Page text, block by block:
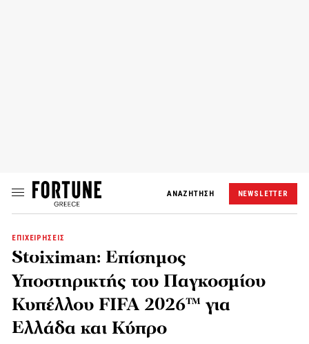
ΑΝΑΖΗΤΗΣΗ NEWSLETTER
ΕΠΙΧΕΙΡΗΣΕΙΣ
Stoiximan: Επίσημος
Υποστηρικτής του Παγκοσμίου
Κυπέλλου FIFA 2026™ για
Ελλάδα και Κύπρο